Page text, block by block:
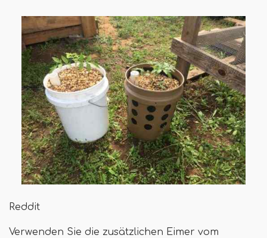
Reddit
Verwenden Sie die zusätzlichen Eimer vom